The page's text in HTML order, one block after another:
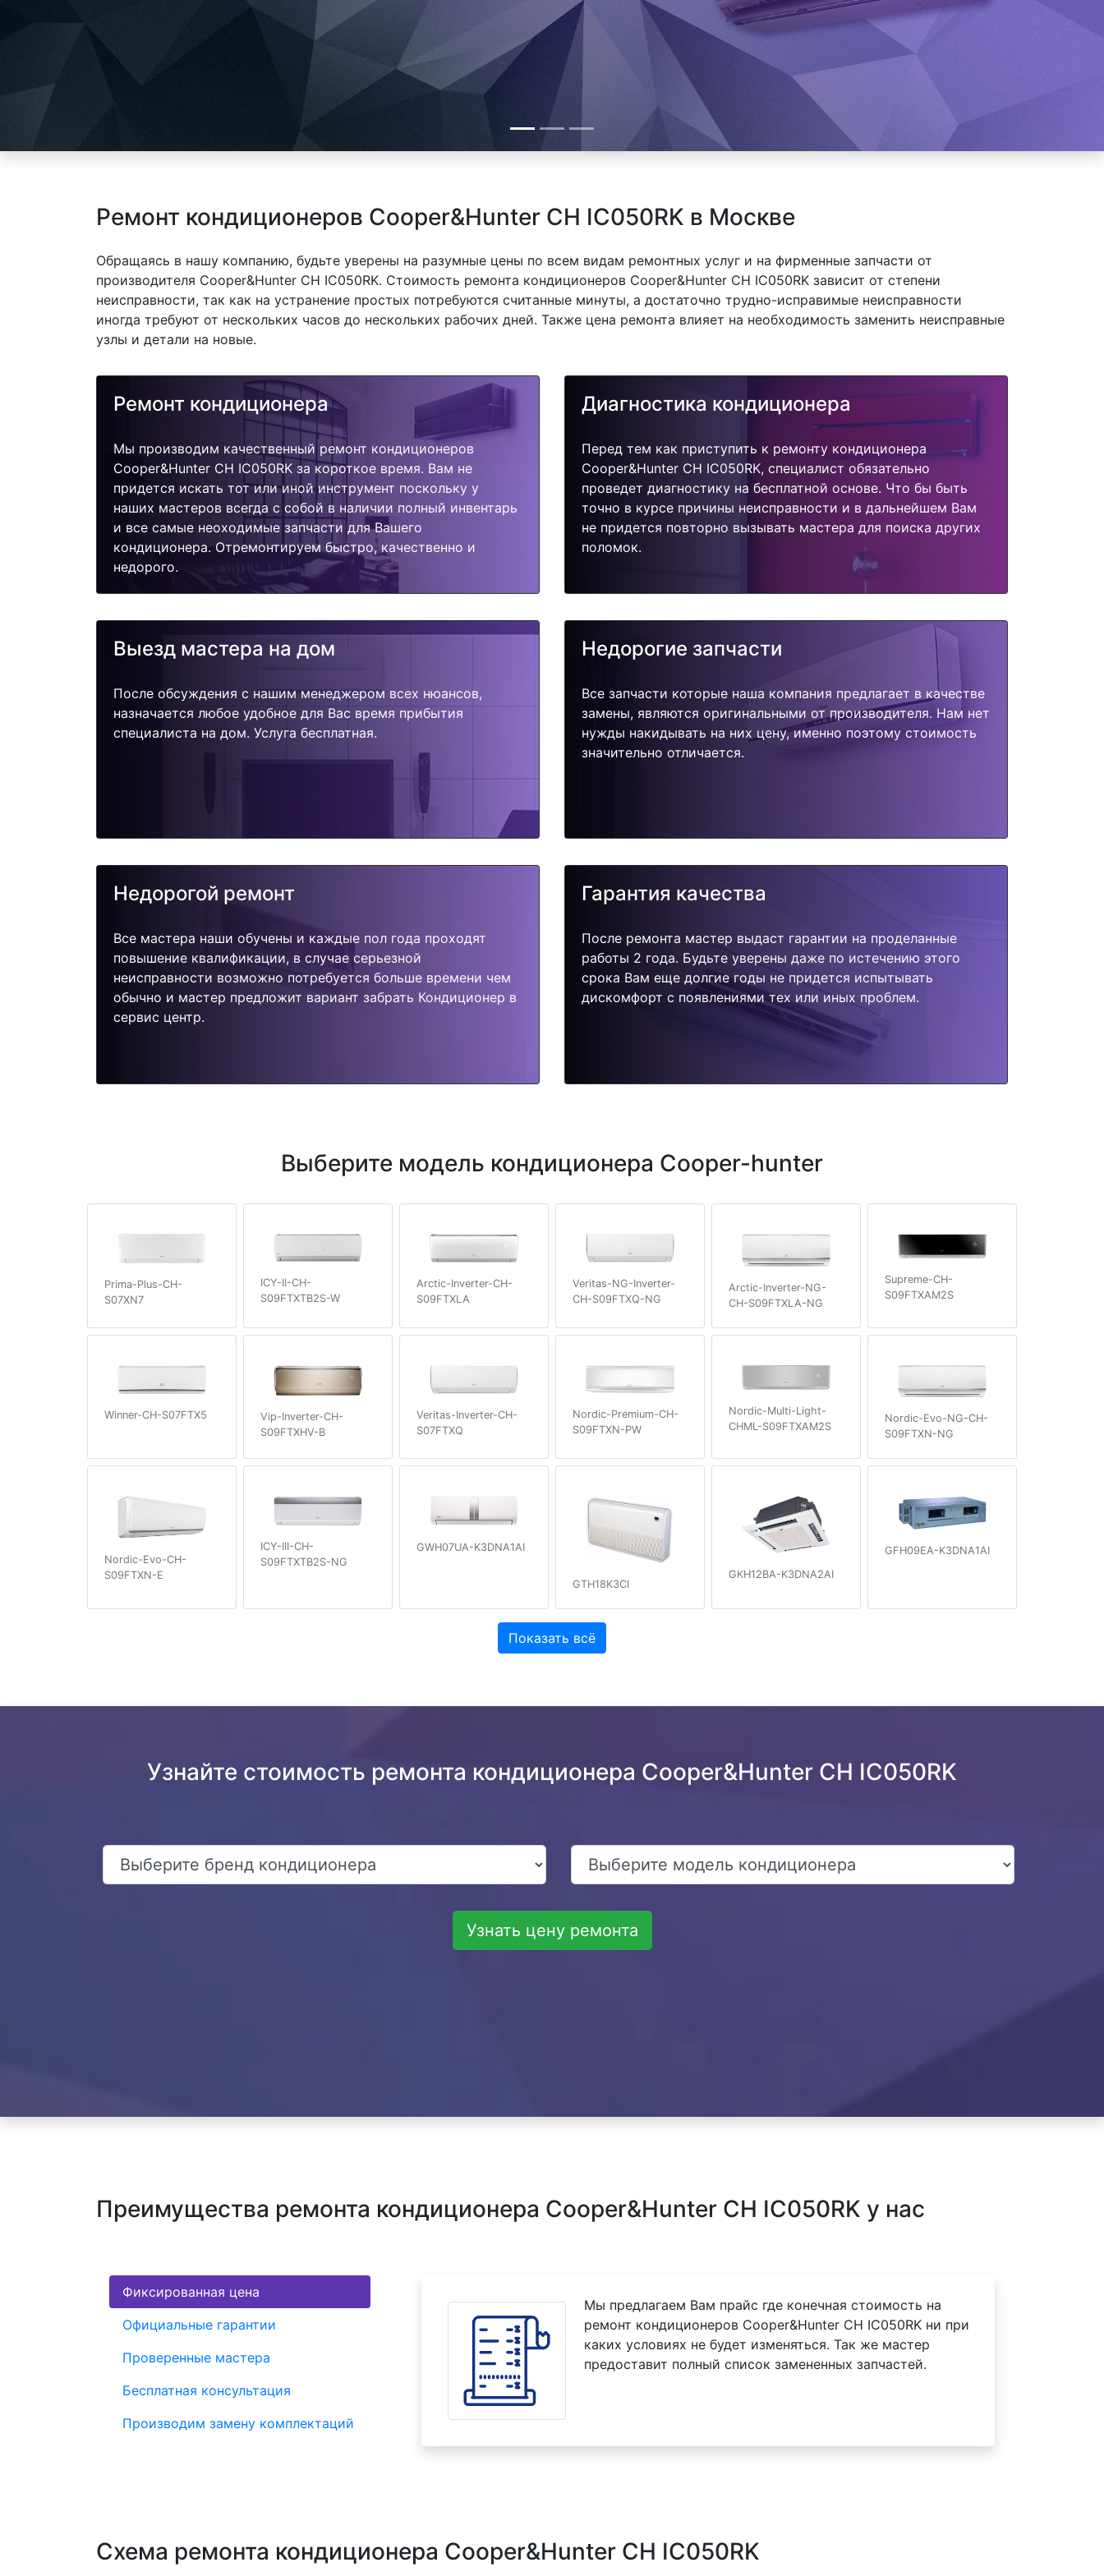
Ремонт кондиционеров Cooper&Hunter CH IC050RK в Москве
Обращаясь в нашу компанию, будьте уверены на разумные цены по всем видам ремонтных услуг и на фирменные запчасти от
производителя Cooper&Hunter CH IC050RK. Стоимость ремонта кондиционеров Cooper&Hunter CH IC050RK зависит от степени
неисправности, так как на устранение простых потребуются считанные минуты, а достаточно трудно-исправимые неисправности
иногда требуют от нескольких часов до нескольких рабочих дней. Также цена ремонта влияет на необходимость заменить неисправные
узлы и детали на новые.
Ремонт кондиционера
Мы производим качественный ремонт кондиционеров
Cooper&Hunter CH IC050RK за короткое время. Вам не
придется искать тот или иной инструмент поскольку у
наших мастеров всегда с собой в наличии полный инвентарь
и все самые неоходимые запчасти для Вашего
кондиционера. Отремонтируем быстро, качественно и
недорого.
Диагностика кондиционера
Перед тем как приступить к ремонту кондиционера
Cooper&Hunter CH IC050RK, специалист обязательно
проведет диагностику на бесплатной основе. Что бы быть
точно в курсе причины неисправности и в дальнейшем Вам
не придется повторно вызывать мастера для поиска других
поломок.
Выезд мастера на дом
После обсуждения с нашим менеджером всех нюансов,
назначается любое удобное для Вас время прибытия
специалиста на дом. Услуга бесплатная.
Недорогие запчасти
Все запчасти которые наша компания предлагает в качестве
замены, являются оригинальными от производителя. Нам нет
нужды накидывать на них цену, именно поэтому стоимость
значительно отличается.
Недорогой ремонт
Все мастера наши обучены и каждые пол года проходят
повышение квалификации, в случае серьезной
неисправности возможно потребуется больше времени чем
обычно и мастер предложит вариант забрать Кондиционер в
сервис центр.
Гарантия качества
После ремонта мастер выдаст гарантии на проделанные
работы 2 года. Будьте уверены даже по истечению этого
срока Вам еще долгие годы не придется испытывать
дискомфорт с появлениями тех или иных проблем.
Выберите модель кондиционера Cooper-hunter
Prima-Plus-CH-
S07XN7
ICY-II-CH-
S09FTXTB2S-W
Arctic-Inverter-CH-
S09FTXLA
Veritas-NG-Inverter-
CH-S09FTXQ-NG
Arctic-Inverter-NG-
CH-S09FTXLA-NG
Supreme-CH-
S09FTXAM2S
Winner-CH-S07FTX5
Vip-Inverter-CH-
S09FTXHV-B
Veritas-Inverter-CH-
S07FTXQ
Nordic-Premium-CH-
S09FTXN-PW
Nordic-Multi-Light-
CHML-S09FTXAM2S
Nordic-Evo-NG-CH-
S09FTXN-NG
Nordic-Evo-CH-
S09FTXN-E
ICY-III-CH-
S09FTXTB2S-NG
GWH07UA-K3DNA1AI
GTH18K3CI
GKH12BA-K3DNA2AI
GFH09EA-K3DNA1AI
Показать всё
Узнайте стоимость ремонта кондиционера Cooper&Hunter CH IC050RK
Узнать цену ремонта
Преимущества ремонта кондиционера Cooper&Hunter CH IC050RK у нас
Фиксированная цена
Официальные гарантии
Проверенные мастера
Бесплатная консультация
Производим замену комплектаций
Мы предлагаем Вам прайс где конечная стоимость на
ремонт кондиционеров Cooper&Hunter CH IC050RK ни при
каких условиях не будет изменяться. Так же мастер
предоставит полный список замененных запчастей.
Схема ремонта кондиционера Cooper&Hunter CH IC050RK